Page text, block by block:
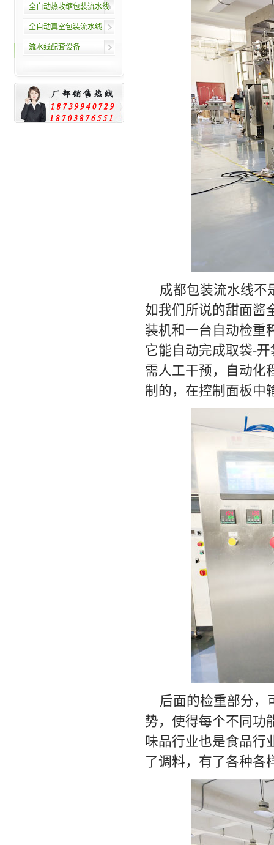
全自动热收缩包装流水线
全自动真空包装流水线
流水线配套设备
成都包装流水线不
如我们所说的甜面酱
装机和一台自动检重
它能自动完成取袋-
需人工干预，自动化
制的，在控制面板中
后面的检重部分，
势，使得每个不同功
味品行业也是食品行
了调料，有了各种各